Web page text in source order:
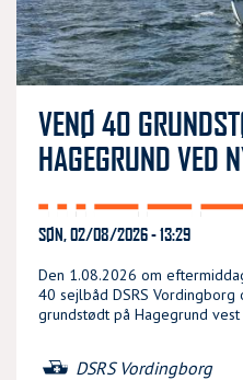
VENØ 40
HAGEGRUND VED
SØN, 02/08/2026 - 13:29
Den 1.08.2026 om
40 sejlbåd DSRS
grundstødt på Hagegrund
DSRS Vordingborg